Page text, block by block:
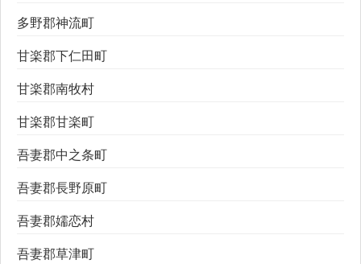
多野郡神流町
甘楽郡下仁田町
甘楽郡南牧村
甘楽郡甘楽町
吾妻郡中之条町
吾妻郡長野原町
吾妻郡嬬恋村
吾妻郡草津町